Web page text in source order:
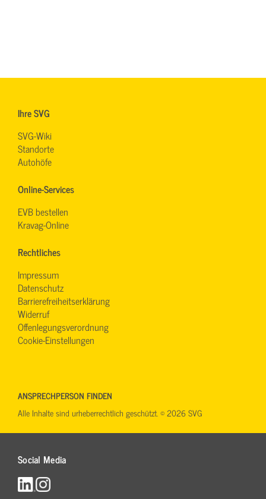
Ihre SVG
SVG-Wiki
Standorte
Autohöfe
Online-Services
EVB bestellen
Kravag-Online
Rechtliches
Impressum
Datenschutz
Barrierefreiheitserklärung
Widerruf
Offenlegungsverordnung
Cookie-Einstellungen
Social Media
ANSPRECHPERSON FINDEN
Alle Inhalte sind urheberrechtlich geschützt. © 2026 SVG